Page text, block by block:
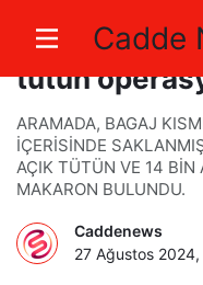
Cadde
Tekirdağ’da
tütün
ARAMADA, BAGAJ
İÇERİSİNDE
AÇIK TÜTÜN VE 14 BİN
MAKARON BULUNDU.
Caddenews
27 Ağustos